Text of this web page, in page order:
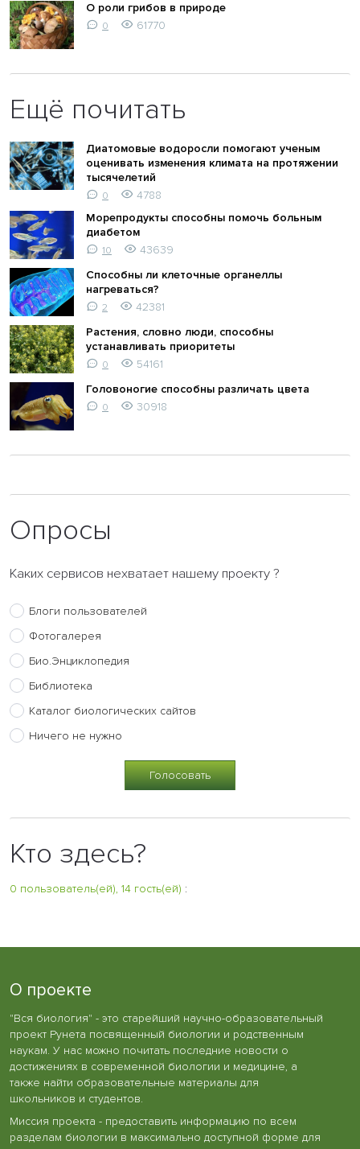
О роли грибов в природе
0 61770
Ещё почитать
Диатомовые водоросли помогают ученым
оценивать изменения климата на протяжении
тысячелетий
0
4788
Морепродукты способны помочь больным
диабетом
10
43639
Способны ли клеточные органеллы
нагреваться?
2
42381
Растения, словно люди, способны
устанавливать приоритеты
0
54161
Головоногие способны различать цвета
0 30918
Опросы
Каких сервисов нехватает нашему проекту ?
Блоги пользователей
Фотогалерея
Био.Энциклопедия
Библиотека
Каталог биологических сайтов
Ничего не нужно
Кто здесь?
0 пользователь(ей), 14 гость(ей) :
О проекте
"Вся биология" - это старейший научно-образовательный
проект Рунета посвященный биологии и родственным
наукам. У нас можно почитать последние новости о
достижениях в современной биологии и медицине, а
также найти образовательные материалы для
школьников и студентов.
Миссия проекта - предоставить информацию по всем
разделам биологии в максимально доступной форме для